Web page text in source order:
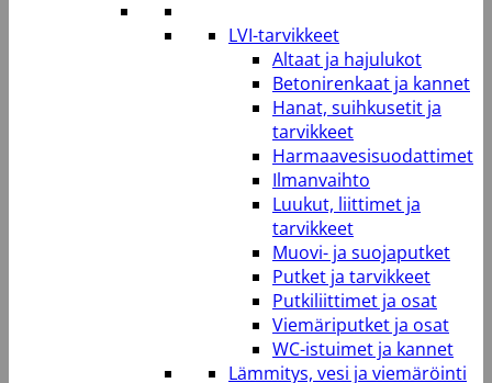
LVI-tarvikkeet
Altaat ja hajulukot
Betonirenkaat ja kannet
Hanat, suihkusetit ja
tarvikkeet
Harmaavesisuodattimet
Ilmanvaihto
Luukut, liittimet ja
tarvikkeet
Muovi- ja suojaputket
Putket ja tarvikkeet
Putkiliittimet ja osat
Viemäriputket ja osat
WC-istuimet ja kannet
Lämmitys, vesi ja viemäröinti